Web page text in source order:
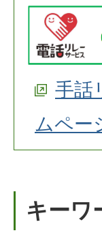
手話
ムペー
キーワ